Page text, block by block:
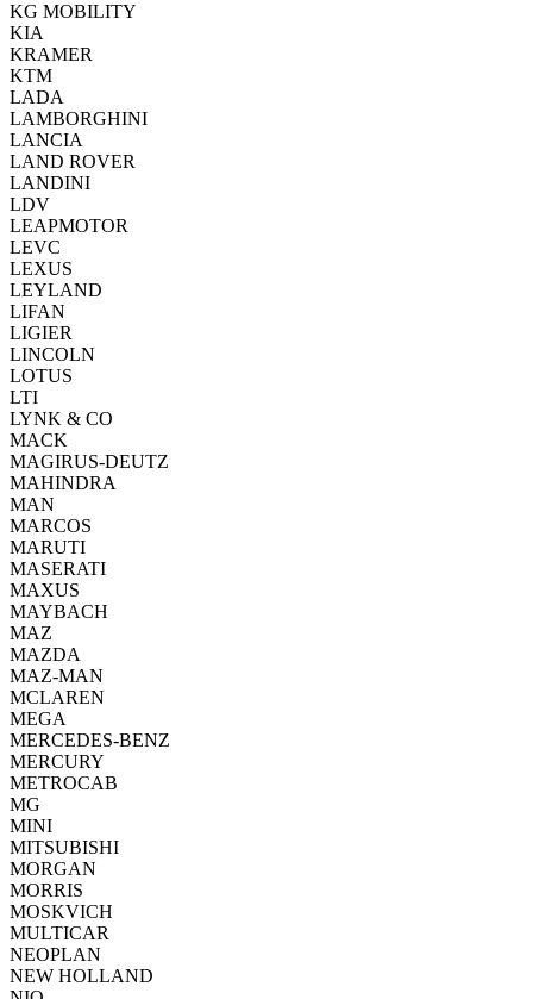
KG MOBILITY
KIA
KRAMER
KTM
LADA
LAMBORGHINI
LANCIA
LAND ROVER
LANDINI
LDV
LEAPMOTOR
LEVC
LEXUS
LEYLAND
LIFAN
LIGIER
LINCOLN
LOTUS
LTI
LYNK & CO
MACK
MAGIRUS-DEUTZ
MAHINDRA
MAN
MARCOS
MARUTI
MASERATI
MAXUS
MAYBACH
MAZ
MAZDA
MAZ-MAN
MCLAREN
MEGA
MERCEDES-BENZ
MERCURY
METROCAB
MG
MINI
MITSUBISHI
MORGAN
MORRIS
MOSKVICH
MULTICAR
NEOPLAN
NEW HOLLAND